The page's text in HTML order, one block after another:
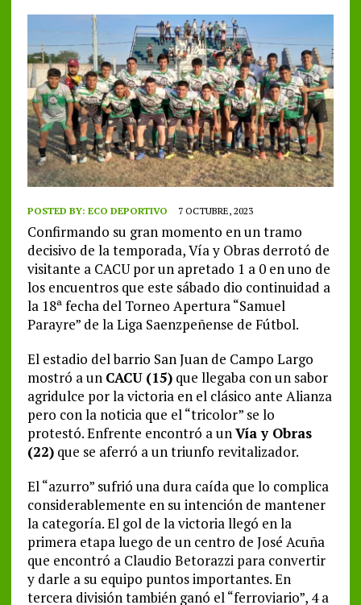
POSTED BY: ECO DEPORTIVO 7 OCTUBRE, 2023
Confirmando su gran momento en un tramo
decisivo de la temporada, Vía y Obras derrotó de
visitante a CACU por un apretado 1 a 0 en uno de
los encuentros que este sábado dio continuidad a
la 18ª fecha del Torneo Apertura “Samuel
Parayre” de la Liga Saenzpeñense de Fútbol.
El estadio del barrio San Juan de Campo Largo
mostró a un CACU (15)que llegaba con un sabor
agridulce por la victoria en el clásico ante Alianza
pero con la noticia que el “tricolor” se lo
protestó. Enfrente encontró a unVía y Obras
(22)que se aferró a un triunfo revitalizador.
El “azurro” sufrió una dura caída que lo complica
considerablemente en su intención de mantener
la categoría. El gol de la victoria llegó en la
primera etapa luego de un centro de José Acuña
que encontró a Claudio Betorazzi para convertir
y darle a su equipo puntos importantes. En
tercera división también ganó el “ferroviario”, 4 a